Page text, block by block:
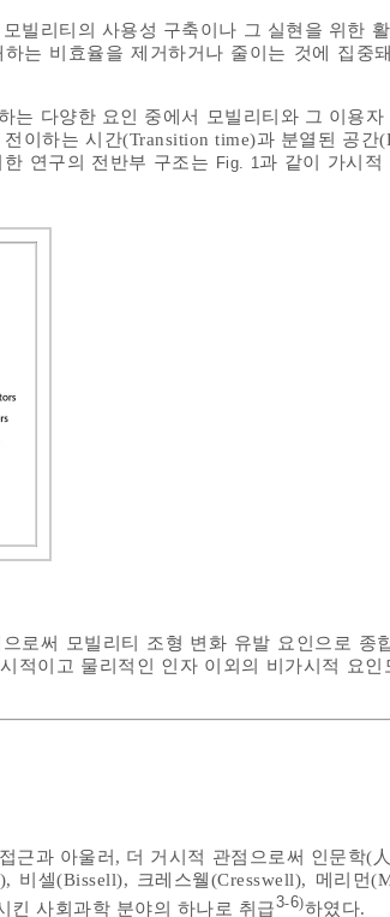
빌리티의 사용성 구축이나 그 실현을 위한 활
는 비효율을 제거하거나 줄이는 것에 집중
는 다양한 요인 중에서 모빌리티와 그 이용자
이하는 시간(Transition time)과 분열된 공간
연구의 전반부 구조는 Fig. 1과 같이 가시적
로써 모빌리티 조형 변화 유발 요인으로 종
적이고 물리적인 인자 이외의 비가시적 요인
근과 아울러, 더 거시적 관점으로써 인문학(
셀(Bissell), 크레스웰(Cresswell), 메리먼
킨 사회과학 분야의 하나로 취급3-6)하였다.